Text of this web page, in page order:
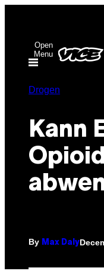
contentOpen
Menu
Drogen
Kann
By Max Daly